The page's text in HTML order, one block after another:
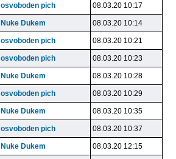
osvoboden pich 08.03.20 10:17
Nuke Dukem 08.03.20 10:14
osvoboden pich 08.03.20 10:21
osvoboden pich 08.03.20 10:23
Nuke Dukem 08.03.20 10:28
osvoboden pich 08.03.20 10:29
Nuke Dukem 08.03.20 10:35
osvoboden pich 08.03.20 10:37
Nuke Dukem 08.03.20 12:15